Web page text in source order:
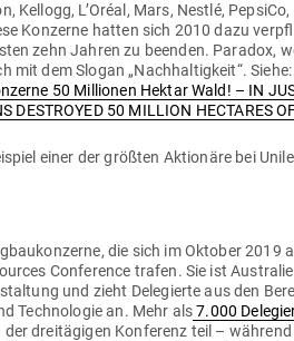
Kellogg, L’Oréal, Mars, Nestlé,
Kon­zerne hatten sich 2010 dazu
zehn Jahren zu beenden. Paradox,
mit dem Slogan „Nach­hal­tigkeit“.
50 Mil­lionen Hektar Wald! – IN
DES­TROYED 50 MILLION HEC­TARES
einer der größten Aktionäre bei
die sich im Oktober 2019
Con­fe­rence trafen. Sie ist
und zieht Dele­gierte aus den
Tech­no­logie an. Mehr als7.000
der drei­tä­gigen Kon­ferenz teil –